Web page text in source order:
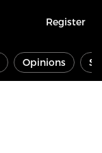
Register
Opinions